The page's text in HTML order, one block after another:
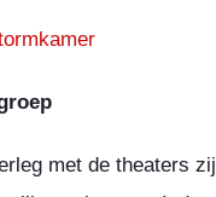
met de theaters